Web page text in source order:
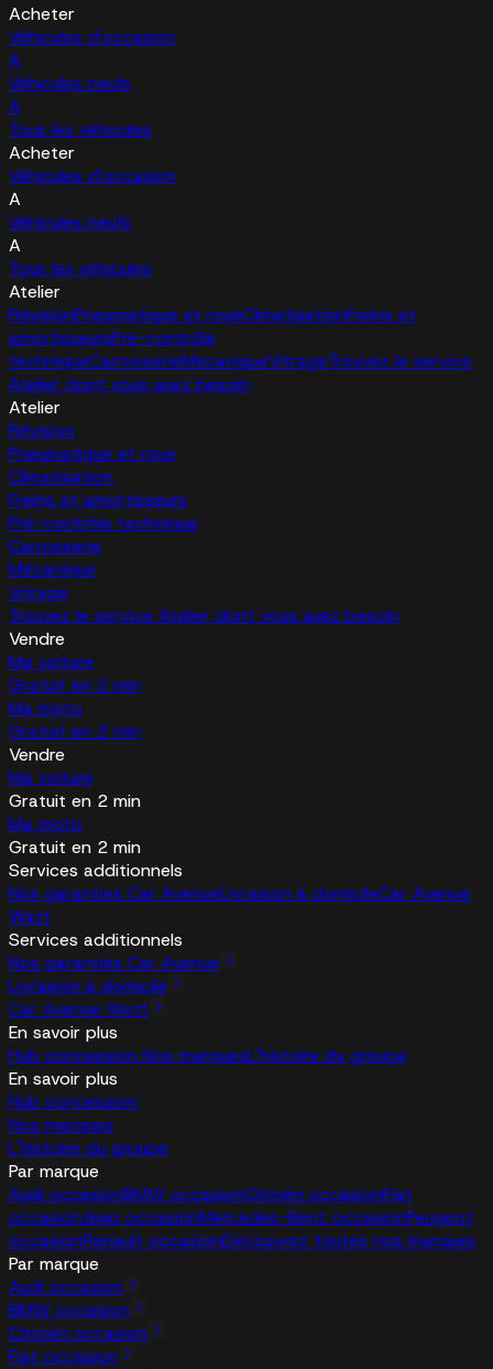
Acheter
Véhicules d'occasion
A
Véhicules neufs
A
Tous les véhicules
Acheter
Véhicules d'occasion
A
Véhicules neufs
A
Tous les véhicules
Atelier
RévisionPneumatique et roueClimatisationFreins et
amortisseursPré-contrôle
techniqueCarrosserieMécaniqueVitrageTrouvez le service
Atelier dont vous avez besoin
Atelier
Révision
Pneumatique et roue
Climatisation
Freins et amortisseurs
Pré-contrôle technique
Carrosserie
Mécanique
Vitrage
Trouvez le service Atelier dont vous avez besoin
Vendre
Ma voiture
Gratuit en 2 min
Ma moto
Gratuit en 2 min
Vendre
Ma voiture
Gratuit en 2 min
Ma moto
Gratuit en 2 min
Services additionnels
Nos garanties Car AvenueLivraison à domicileCar Avenue
Watt
Services additionnels
Nos garanties Car Avenue
Livraison à domicile
Car Avenue Watt
En savoir plus
Hub concession Nos marquesL'histoire du groupe
En savoir plus
Hub concession
Nos marques
L'histoire du groupe
Par marque
Audi occasionBMW occasionCitroën occasionFiat
occasionJeep occasionMercedes-Benz occasionPeugeot
occasionRenault occasionDécouvrez toutes nos marques
Par marque
Audi occasion
BMW occasion
Citroën occasion
Fiat occasion